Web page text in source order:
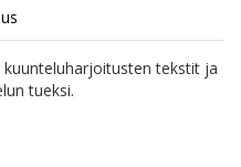
tekstit ja
tueksi.